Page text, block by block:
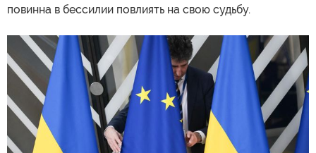
повинна в бессилии повлиять на свою судьбу.